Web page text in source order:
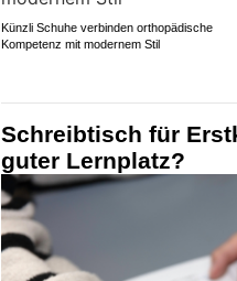
Künzli Schuhe verbinden orthopädische
Kompetenz mit modernem Stil
Schreibtisch für
guter Lernplatz?